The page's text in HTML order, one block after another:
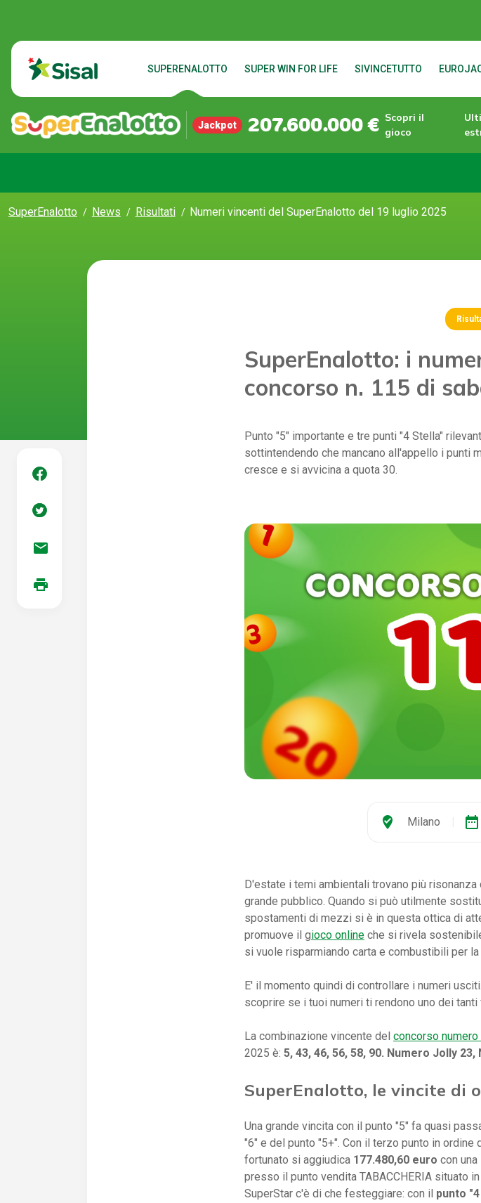
SUPERENALOTTO SUPER WIN FOR LIFE SIVINCETUTTO
Jackpot 207.600.000 € Scopri il
gioco
SuperEnalotto News Risultati Numeri vincenti del SuperEnalotto del 19 luglio 2025
mail
print
SuperEnalotto: i
concorso n. 115 di
Punto "5" importante e tre punti "4 Stella"
sottintendendo che mancano all'appello i punti
cresce e si avvicina a quota 30.
where_to_vote Milano date_range
D'estate i temi ambientali trovano più
grande pubblico. Quando si può utilmente
spostamenti di mezzi si è in questa ottica di
promuove il gioco online che si rivela
si vuole risparmiando carta e combustibili per
E' il momento quindi di controllare i numeri usciti.
scoprire se i tuoi numeri ti rendono uno dei
La combinazione vincente del concorso numero
2025 è: 5, 43, 46, 56, 58, 90. Numero Jolly
SuperEnalotto, le vincite di
Una grande vincita con il punto "5" fa quasi
"6" e del punto "5+". Con il terzo punto in ordine
fortunato si aggiudica 177.480,60 euro con
presso il punto vendita TABACCHERIA situato
SuperStar c'è di che festeggiare: con il punto